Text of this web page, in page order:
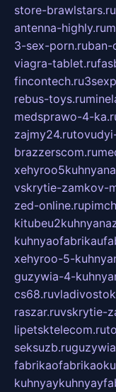
store-brawlstars.ru
antenna-highly.ru
3-sex-porn.ruban-
viagra-tablet.ru
fincontech.ru
rebus-toys.ru
medsprawo-4-
zajmy24.ru
brazzerscom.ru
vskrytie-zamkov-
zed-online.ru
xehyroo-5-
guzywia-4-
cs68.ru
raszar.ruvskrytie-
lipetsktelecom.ru
seksuzb.ru